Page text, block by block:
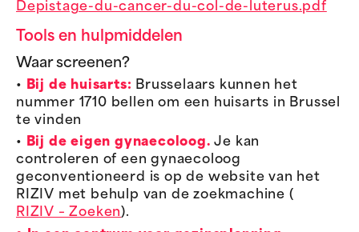
Depistage-du-cancer-du-col-de-luterus.pdf
Tools en hulpmiddelen
Waar screenen?
• Bij de huisarts: Brusselaars kunnen het
nummer 1710 bellen om een huisarts in Brussel
te vinden
• Bij de eigen gynaecoloog. Je kan
controleren of een gynaecoloog
geconventioneerd is op de website van het
RIZIV met behulp van de zoekmachine (
RIZIV – Zoeken).